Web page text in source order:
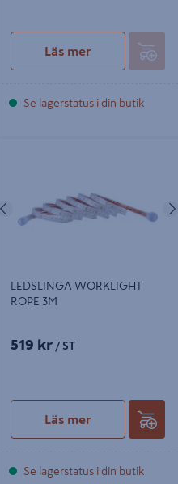
Läs mer
Se lagerstatus i din butik
NästaFöregående
LEDSLINGA WORKLIGHT
ROPE 3M
519 kr / ST
Läs mer
Se lagerstatus i din butik